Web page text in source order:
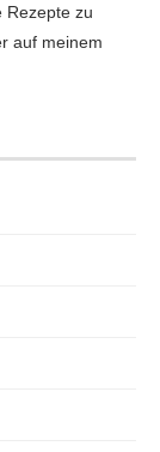
Rezepte zu
auf meinem